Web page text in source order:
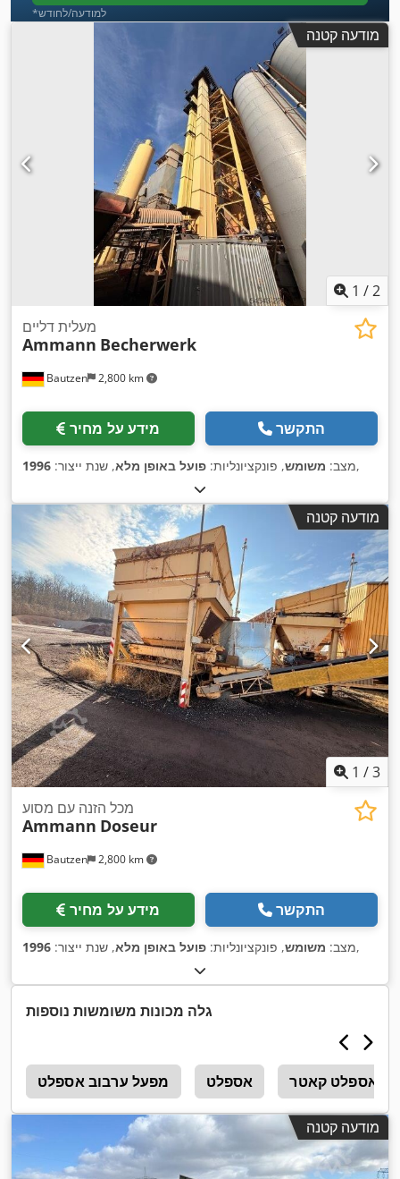
*למודעה/לחודש
מודעה קטנה
1 /2
Bautzen 2,800 km
מעלית דליים
Ammann Becherwerk
מידע על מחיר התקשר
מצב: משומש, פונקציונליות: פועל באופן מלא, שנת ייצור: 1996 ,
מודעה קטנה
1 /3
Bautzen 2,800 km
מכל הזנה עם מסוע
Ammann Doseur
מידע על מחיר התקשר
מצב: משומש, פונקציונליות: פועל באופן מלא, שנת ייצור: 1996 ,
גלה מכונות משומשות נוספות
מפעל ערבוב אספלט אספלט אספלט קאטר
מודעה קטנה